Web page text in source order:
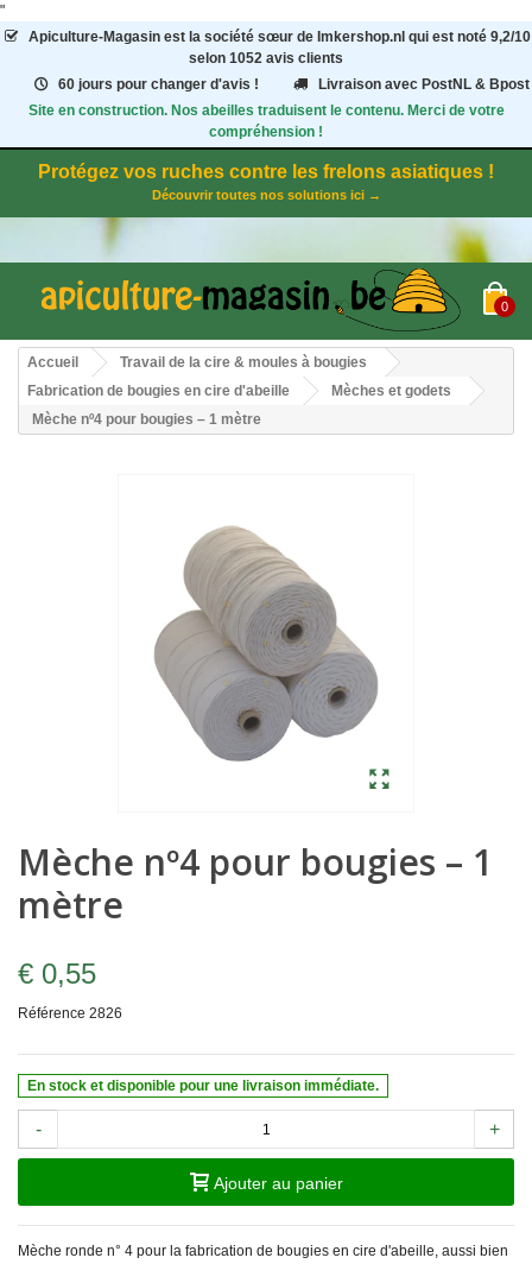
"
Apiculture-Magasinest la société sœur de Imkershop.nl qui est noté 9,2/10
selon 1052 avis clients
60 jours pour changer d'avis !
Livraison avec PostNL & Bpost
Site en construction. Nos abeilles traduisent le contenu. Merci de votre
compréhension !
Protégez vos ruches contre les frelons asiatiques !
Découvrir toutes nos solutions ici →
0
Accueil
Travail de la cire & moules à bougies
Fabrication de bougies en cire d'abeille
Mèches et godets
Mèche nº4 pour bougies – 1 mètre
Mèche nº4 pour bougies – 1
mètre
€ 0,55
Référence 2826
En stock et disponible pour une livraison immédiate.
- +
Ajouter au panier
Mèche ronde n° 4 pour la fabrication de bougies en cire d'abeille, aussi bien